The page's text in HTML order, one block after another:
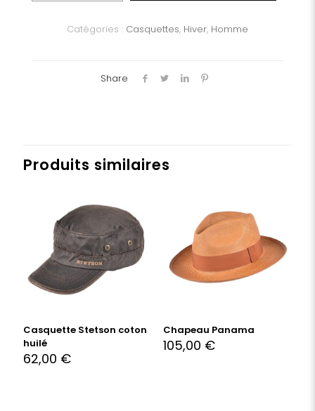
Catégories : Casquettes, Hiver, Homme
Share
Produits similaires
Casquette Stetson coton
huilé
62,00 €
Chapeau Panama
105,00 €